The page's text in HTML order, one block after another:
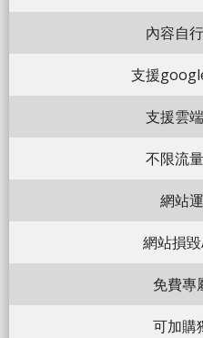
內容自
支援
支援雲
不限流
網站
網站損
免費專
可加購